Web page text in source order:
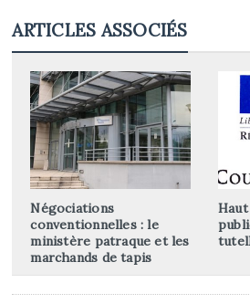
ARTICLES ASSOCIÉS
Négociations
conventionnelles : le
ministère patraque et les
marchands de tapis